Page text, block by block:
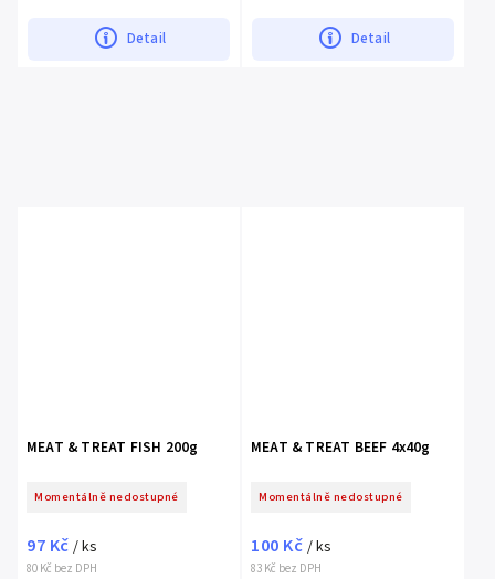
Detail Detail
MEAT & TREAT FISH 200g
Momentálně nedostupné
80 Kč bez DPH
97 Kč / ks
MEAT & TREAT BEEF 4x40g
Momentálně nedostupné
83 Kč bez DPH
100 Kč / ks